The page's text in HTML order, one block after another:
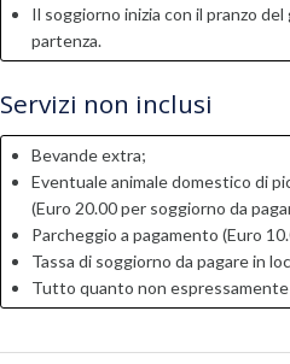
Il soggiorno inizia con il pranzo
partenza.
Servizi non inclusi
Bevande extra;
Eventuale animale domestico di
(Euro 20.00 per soggiorno da
Parcheggio a pagamento (Euro
Tassa di soggiorno da pagare in
Tutto quanto non espressamente